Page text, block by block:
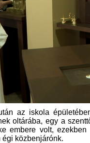
az iskola
oltárába, egy a
embere volt,
közbenjárónk.